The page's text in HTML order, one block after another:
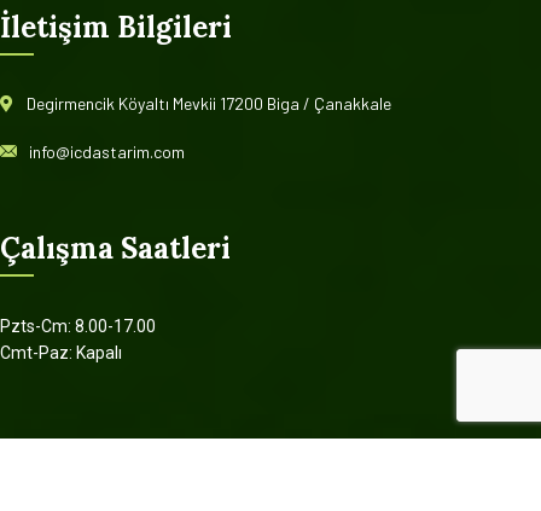
İletişim Bilgileri
Degirmencik Köyaltı Mevkii 17200 Biga / Çanakkale
info@icdastarim.com
Çalışma Saatleri
Pzts-Cm: 8.00-17.00
Cmt-Paz: Kapalı